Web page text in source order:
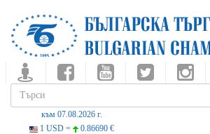
към 07.08.2026 г.
1 USD =
0.86690 €